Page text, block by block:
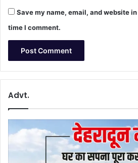
Save my name, email, and website
time I comment.
Advt.